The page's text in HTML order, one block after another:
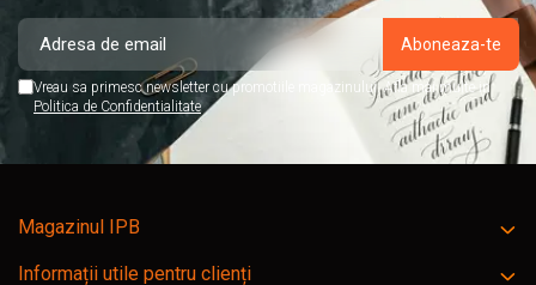
Vreau sa primesc newsletter cu promotiile magazinului. Afla mai multe in
Politica de Confidentialitate
Magazinul IPB
Informații utile pentru clienți